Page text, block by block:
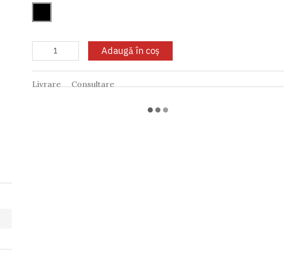
Adaugă în coș
Livrare Consultare